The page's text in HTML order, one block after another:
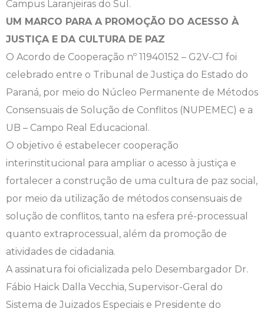
Campus Laranjeiras do Sul.
UM MARCO PARA A PROMOÇÃO DO ACESSO À
JUSTIÇA E DA CULTURA DE PAZ
O Acordo de Cooperação nº 11940152 – G2V-CJ foi
celebrado entre o Tribunal de Justiça do Estado do
Paraná, por meio do Núcleo Permanente de Métodos
Consensuais de Solução de Conflitos (NUPEMEC) e a
UB – Campo Real Educacional.
O objetivo é estabelecer cooperação
interinstitucional para ampliar o acesso à justiça e
fortalecer a construção de uma cultura de paz social,
por meio da utilização de métodos consensuais de
solução de conflitos, tanto na esfera pré-processual
quanto extraprocessual, além da promoção de
atividades de cidadania.
A assinatura foi oficializada pelo Desembargador Dr.
Fábio Haick Dalla Vecchia, Supervisor-Geral do
Sistema de Juizados Especiais e Presidente do
Fisioterapia
Medicina
Nutrição
Odontologia
Publicidade e Propaganda
Manual de Trabalhos Acadêmicos
Minha Biblioteca
Ouvidoria
Plano de Ensino
Seguro Escolar
Sapien
Simulado Preparatório
Logos Campo Real
NAPP e NAPC
Portal do RH
Programa de Monitoria
Revistas Campo Real
WhatsApp Campo Real